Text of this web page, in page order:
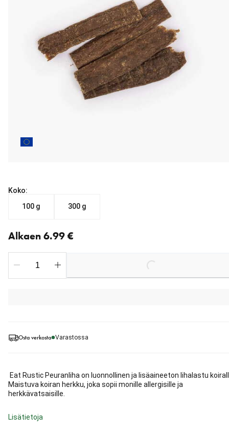
Osta verkosta Varastossa
Eat Rustic Peuranliha on luonnollinen ja lisäaineeton lihalastu
Maistuva koiran herkku, joka sopii monille allergisille ja
herkkävatsaisille.
Lisätietoja
Koko:
100 g
300 g
Alkaen 6.99 €
Loading...